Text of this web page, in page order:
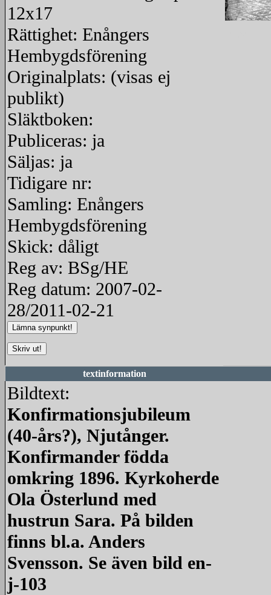
12x17
Rättighet: Enångers
Hembygdsförening
Originalplats: (visas ej
publikt)
Släktboken:
Publiceras: ja
Säljas: ja
Tidigare nr:
Samling: Enångers
Hembygdsförening
Skick: dåligt
Reg av: BSg/HE
Reg datum: 2007-02-
28/2011-02-21
textinformation
Bildtext:
Konfirmationsjubileum
(40-års?), Njutånger.
Konfirmander födda
omkring 1896. Kyrkoherde
Ola Österlund med
hustrun Sara. På bilden
finns bl.a. Anders
Svensson. Se även bild en-
j-103